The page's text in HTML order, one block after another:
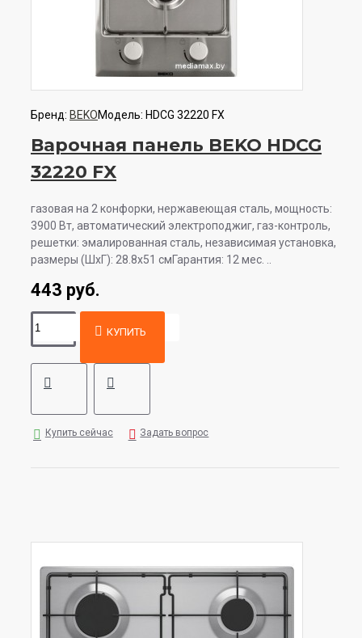
Бренд: BEKOМодель: HDCG 32220 FX
Варочная панель BEKO HDCG
32220 FX
газовая на 2 конфорки, нержавеющая сталь, мощность:
3900 Вт, автоматический электроподжиг, газ-контроль,
решетки: эмалированная сталь, независимая установка,
размеры (ШхГ): 28.8x51 смГарантия: 12 мес. ..
443 руб.
КУПИТЬ
Купить сейчас Задать вопрос